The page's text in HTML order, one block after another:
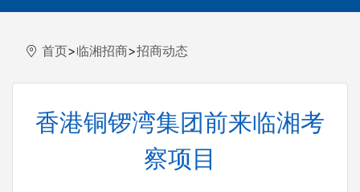
首页>临湘招商>招商动态
香港铜锣湾集团前来临湘考
察项目